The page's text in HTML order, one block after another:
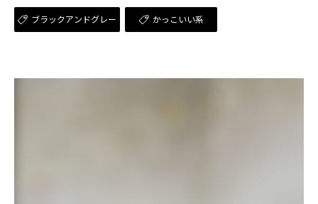
ブラックアンドグレー かっこいい系